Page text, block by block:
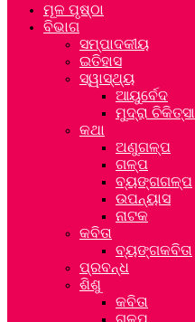
ମୂଳ ପୃଷ୍ଠା
ବିଭାଗ
ସମ୍ପାଦକୀୟ
ଇତିହାସ
ସ୍ୱାସ୍ଥ୍ୟ
ଆୟୁର୍ବେଦ
ମୁଦ୍ରା ଚିକିତ୍ସା
କଥା
ଅଣୁଗଳ୍ପ
ଗଳ୍ପ
ବ୍ୟଙ୍ଗଗଳ୍ପ
ଉପନ୍ୟାସ
ନାଟକ
କବିତା
ବ୍ୟଙ୍ଗକବିତା
ପ୍ରବନ୍ଧ
ଶିଶୁ
କବିତା
ଗଳ୍ପ